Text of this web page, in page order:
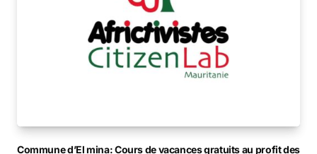
Commune d’El mina: Cours de vacances gratuits au profit des